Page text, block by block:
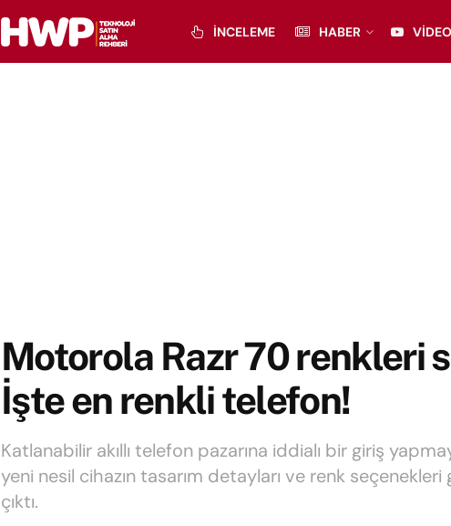
İNCELEME HABER VIDEO
Motorola Razr 70 renkleri
İşte en renkli telefon!
Katlanabilir akıllı telefon pazarına iddialı bir giriş
yeni nesil cihazın tasarım detayları ve renk seçenekleri
çıktı.